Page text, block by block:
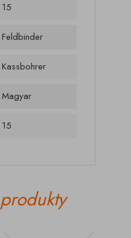
15
Feldbinder
Kassbohrer
Magyar
15
produkty